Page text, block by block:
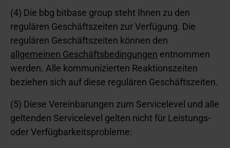
(4) Die bbg bitbase group steht Ihnen zu den
regulären Geschäftszeiten zur Verfügung. Die
regulären Geschäftszeiten können den
allgemeinen Geschäftsbedingungen entnommen
werden. Alle kommunizierten Reaktionszeiten
beziehen sich auf diese regulären Geschäftszeiten.
(5) Diese Vereinbarungen zum Servicelevel und alle
geltenden Servicelevel gelten nicht für Leistungs-
oder Verfügbarkeitsprobleme: